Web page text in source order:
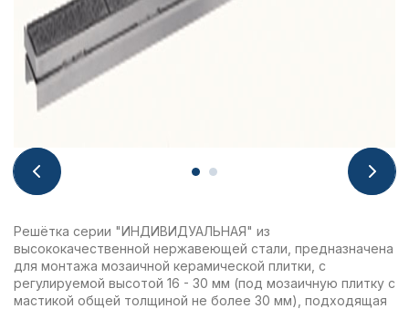
Решётка серии "ИНДИВИДУАЛЬНАЯ" из
высококачественной нержавеющей стали, предназначена
для монтажа мозаичной керамической плитки, с
регулируемой высотой 16 - 30 мм (под мозаичную плитку с
мастикой общей толщиной не более 30 мм), подходящая